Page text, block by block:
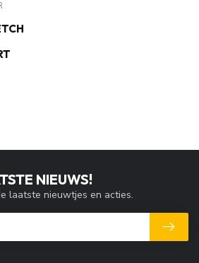
NIEUWS!
laatste nieuwtjes en acties.